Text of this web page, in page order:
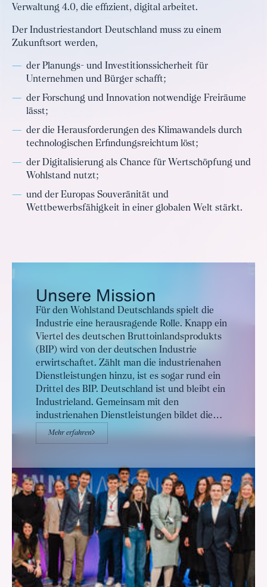
Verwaltung 4.0, die effizient, digital arbeitet.
Der Industriestandort Deutschland muss zu einem
Zukunftsort werden,
der Planungs- und Investitionssicherheit für
Unternehmen und Bürger schafft;
der Forschung und Innovation notwendige Freiräume
lässt;
der die Herausforderungen des Klimawandels durch
technologischen Erfindungsreichtum löst;
der Digitalisierung als Chance für Wertschöpfung und
Wohlstand nutzt;
und der Europas Souveränität und
Wettbewerbsfähigkeit in einer globalen Welt stärkt.
Unsere Mission
Für den Wohlstand Deutschlands spielt die
Industrie eine herausragende Rolle. Knapp ein
Viertel des deutschen Bruttoinlandsprodukts
(BIP) wird von der deutschen Industrie
erwirtschaftet. Zählt man die industrienahen
Dienstleistungen hinzu, ist es sogar rund ein
Drittel des BIP. Deutschland ist und bleibt ein
Industrieland. Gemeinsam mit den
industrienahen Dienstleistungen bildet die
Industrie den Wachstumskern unserer
Volkswirtschaft.
Mehr erfahren